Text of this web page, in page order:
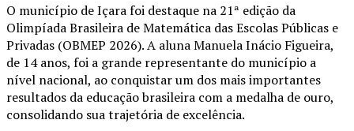
O município de Içara foi destaque na 21ª edição da
Olimpíada Brasileira de Matemática das Escolas Públicas e
Privadas (OBMEP 2026). A aluna Manuela Inácio Figueira,
de 14 anos, foi a grande representante do município a
nível nacional, ao conquistar um dos mais importantes
resultados da educação brasileira com a medalha de ouro,
consolidando sua trajetória de excelência.